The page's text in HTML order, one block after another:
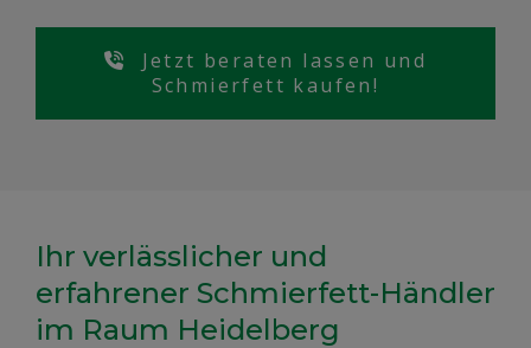
Jetzt beraten lassen und
Schmierfett kaufen!
Ihr verlässlicher und
erfahrener Schmierfett-Händler
im Raum Heidelberg